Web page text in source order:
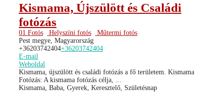
Kismama, Újszülött és Családi
fotózás
01 Fotós Helyszíni fotós
Műtermi fotós
Pest megye, Magyarország
+36203742404+36203742404
E-mail
Weboldal
Kismama, újszülött és családi fotózás a fő területem. Kismama
Fotózás: A kismama fotózás célja, ...
Kismama, Baba, Gyerek, Keresztelő, Születésnap